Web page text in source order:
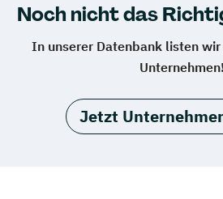
Noch nicht das
In unserer Datenbank listen
Unternehmen!
Jetzt